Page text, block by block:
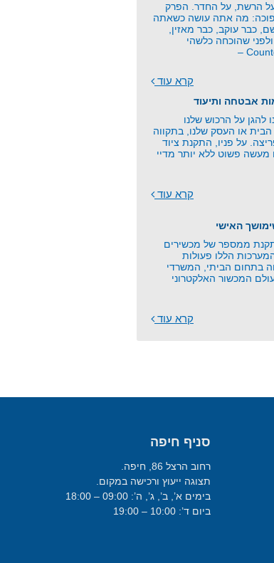
הרשת, על החדר. הפרק
מה אתה עושה כשאתה
כבר עוקב, כבר מאזין,
שהוכחה כלשהי
קרא עוד
אבטחה ותיעוד
להגן על הרכוש שלנו
או העסק שלנו, בתקווה
על פניו, התקנת ציוד
מעשה פשוט ללא יותר מדיי
קרא עוד
האישי
ממספר של מכשירים
הללו פעולות
בתחום הביתי, המשרדי
המכשור האלקטרוני
קרא עוד
סניף חיפה
רחוב הרצל 86, חיפה.
תצוגה ייעוץ ורכישה במקום.
בימים א’, ב’, ג’, ה’: 09:00 – 18:00
ביום ד’: 10:00 – 19:00